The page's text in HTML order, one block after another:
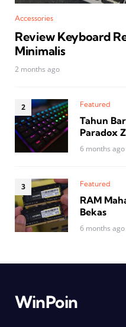
Accessories
Review Keyboard
Minimalis
2 months ago
Featured
Tahun
Paradox
6 months ago
Featured
RAM
Bekas
6 months ago
WinPoin